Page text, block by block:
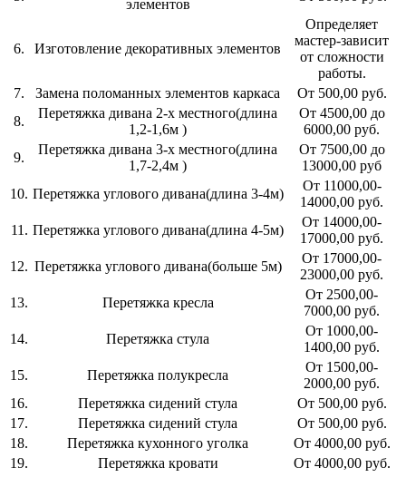
элементов
6. Изготовление декоративных элементов
Определяет
мастер-зависит
от сложности
работы.
7.
Замена поломанных элементов каркаса
От 500,00 руб.
8.
Перетяжка дивана 2-х местного(длина
1,2-1,6м )
От 4500,00 до
6000,00 руб.
9.
Перетяжка дивана 3-х местного(длина
1,7-2,4м )
От 7500,00 до
13000,00 руб
10. Перетяжка углового дивана(длина 3-4м)
От 11000,00-
14000,00 руб.
11. Перетяжка углового дивана(длина 4-5м)
От 14000,00-
17000,00 руб.
12. Перетяжка углового дивана(больше 5м)
От 17000,00-
23000,00 руб.
13.
Перетяжка кресла
От 2500,00-
7000,00 руб.
14.
Перетяжка стула
От 1000,00-
1400,00 руб.
15.
Перетяжка полукресла
От 1500,00-
2000,00 руб.
16.
Перетяжка сидений стула
От 500,00 руб.
17.
Перетяжка сидений стула
От 500,00 руб.
18.
Перетяжка кухонного уголка
От 4000,00 руб.
19.
Перетяжка кровати От 4000,00 руб.